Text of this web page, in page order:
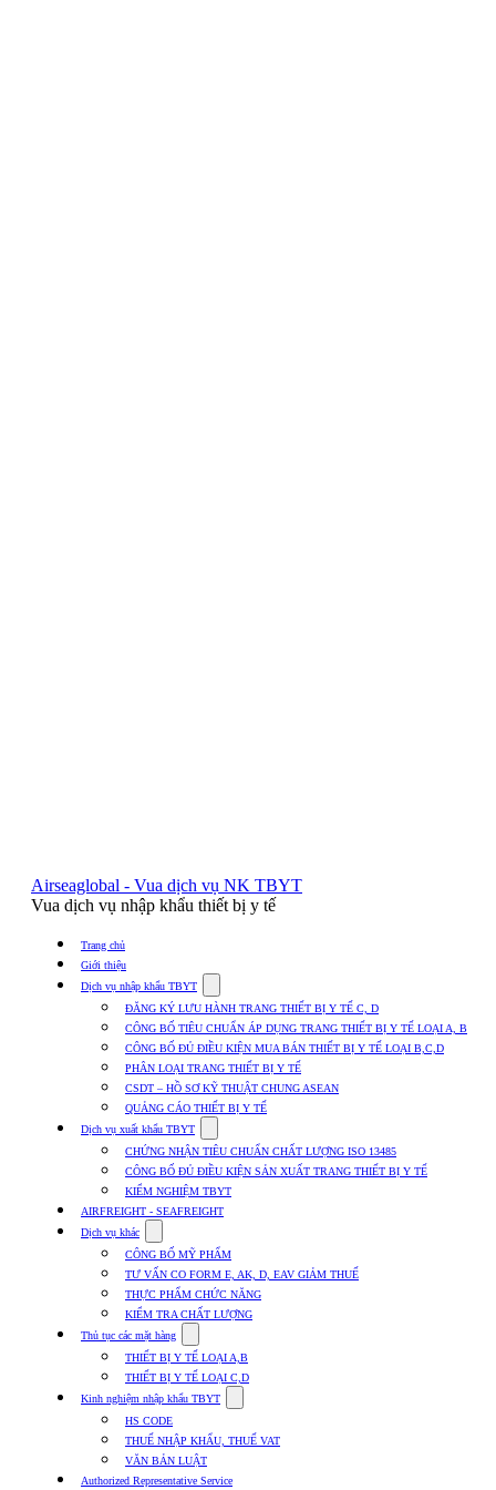
Airseaglobal - Vua dịch vụ NK TBYT
Vua dịch vụ nhập khẩu thiết bị y tế
Trang chủ
Giới thiệu
Dịch vụ nhập khẩu TBYT
submenu
for
Dịch
vụ
nhập
khẩu
TBYT
ĐĂNG KÝ LƯU HÀNH TRANG THIẾT BỊ Y TẾ C, D
CÔNG BỐ TIÊU CHUẨN ÁP DỤNG TRANG THIẾT BỊ Y TẾ LOẠI A, B
CÔNG BỐ ĐỦ ĐIỀU KIỆN MUA BÁN THIẾT BỊ Y TẾ LOẠI B,C,D
PHÂN LOẠI TRANG THIẾT BỊ Y TẾ
CSDT – HỒ SƠ KỸ THUẬT CHUNG ASEAN
QUẢNG CÁO THIẾT BỊ Y TẾ
Dịch vụ xuất khẩu TBYT
submenu
for
Dịch
vụ
xuất
TBYT
CHỨNG NHẬN TIÊU CHUẨN CHẤT LƯỢNG ISO 13485
CÔNG BỐ ĐỦ ĐIỀU KIỆN SẢN XUẤT TRANG THIẾT BỊ Y TẾ
KIỂM NGHIỆM TBYT
AIRFREIGHT - SEAFREIGHT
Dịch vụ khác
submenu
for
Dịch
vụ
khác
CÔNG BỐ MỸ PHẨM
TƯ VẤN CO FORM E, AK, D, EAV GIẢM THUẾ
THỰC PHẨM CHỨC NĂNG
KIỂM TRA CHẤT LƯỢNG
Thủ tục các mặt hàng
submenu
for
Thủ
tục
mặt
hàng
THIẾT BỊ Y TẾ LOẠI A,B
THIẾT BỊ Y TẾ LOẠI C,D
Kinh nghiệm nhập khẩu TBYT
submenu
Kinh
HS CODE
THUẾ NHẬP KHẨU, THUẾ VAT
VĂN BẢN LUẬT
Authorized Representative Service